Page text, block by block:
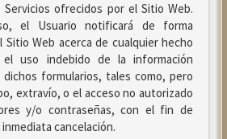
ofrecidos por el Sitio Web.
el Usuario notificará de forma
Sitio Web acerca de cualquier hecho
uso indebido de la información
formularios, tales como, pero
extravío, o el acceso no autorizado
y/o contraseñas, con el fin de
cancelación.